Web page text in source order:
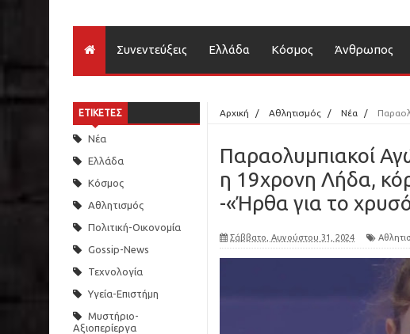
Συνεντεύξεις Ελλάδα Κόσμος Άνθρωπος
ΕΤΙΚΕΤΕΣ
Νέα
Ελλάδα
Κόσμος
Αθλητισμός
Πολιτική-Οικονομία
Gossip-News
Τεχνολογία
Υγεία-Επιστήμη
Μυστήριο-
Αξιοπερίεργα
Αρχική / Αθλητισμός / Νέα /
Παραολυμπιακοί
η 19χρονη Λήδα,
-«Ήρθα για το
Σάββατο, Αυγούστου 31, 2024